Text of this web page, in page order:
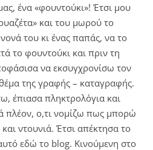
ένα «φουντούκι»! Έτσι μου
και του μωρού το
του κι ένας παπάς, να το
το φουντούκι και πριν τη
να εκσυγχρονίσω τον
της γραφής – καταγραφής.
έπιασα πληκτρολόγια και
πλέον, ο,τι νομίζω πως μπορώ
ντουνιά. Έτσι απέκτησα το
εδώ το blog. Κινούμενη στο